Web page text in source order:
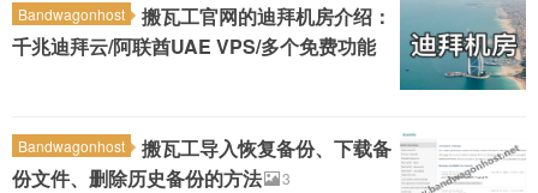
Bandwagonhost
搬瓦工官网的迪拜机房介绍：
千兆迪拜云/阿联酋UAE VPS/多个免费功能
Bandwagonhost
搬瓦工导入恢复备份、下载备
份文件、删除历史备份的方法
3